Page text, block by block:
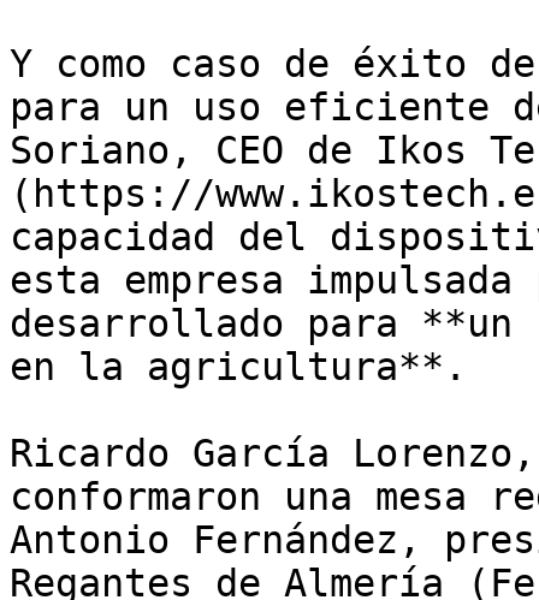
Y como caso de éxito
para un uso eficiente
Soriano, CEO de Ikos
(https://
capacidad del
esta empresa
desarrollado para
en la agricultura**.
Ricardo García
conformaron una mesa
Antonio Fernández,
Regantes de Almería